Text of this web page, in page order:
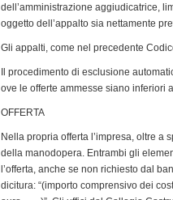
dell’amministrazione aggiudicatrice,
oggetto dell’appalto sia nettamente
Gli appalti, come nel precedente
Il procedimento di esclusione
ove le offerte ammesse siano inferiori a
OFFERTA
Nella propria offerta l’impresa, oltre a
della manodopera. Entrambi gli
l’offerta, anche se non richiesto dal
dicitura: “(importo comprensivo dei